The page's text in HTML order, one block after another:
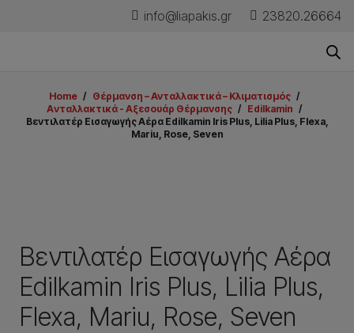
info@liapakis.gr 23820.26664
Home / Θέρμανση – Ανταλλακτικά – Κλιματισμός /
Aνταλλακτικά - Aξεσουάρ Θέρμανσης / Edilkamin /
Βεντιλατέρ Εισαγωγής Αέρα Edilkamin Iris Plus, Lilia Plus, Flexa,
Mariu, Rose, Seven
Βεντιλατέρ Εισαγωγής Αέρα
Edilkamin Iris Plus, Lilia Plus,
Flexa, Mariu, Rose, Seven